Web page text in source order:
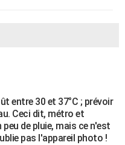
entre 30 et 37°C ; prévoir
Ceci dit, métro et
de pluie, mais ce n'est
pas l'appareil photo !